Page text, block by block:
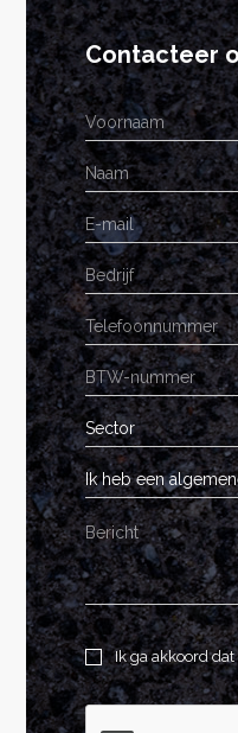
Contacteer
Sector
Ik heb een
Ik ga akkoord